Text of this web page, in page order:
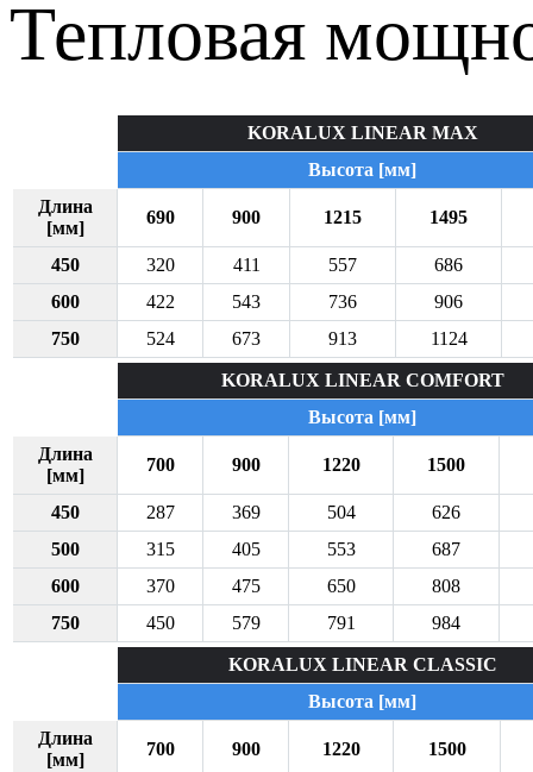
Тепловая
KORALUX LINEAR MAX
Высота [мм]
Длина
[мм]
690 900 1215 1495
450 320 411 557
686
600
422 543 736
906
750
524 673 913 1124
KORALUX LINEAR COMFORT
Высота [мм]
Длина
[мм]
700 900 1220 1500
450 287 369 504
626
500
315 405 553
687
600
370 475 650
808
750
450 579 791 984
KORALUX LINEAR CLASSIC
Высота [мм]
Длина
[мм]
700 900 1220 1500